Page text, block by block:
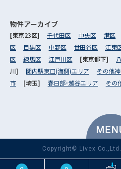
物件アーカイブ
[東京23区] 千代田区 中央区 港区
区
目黒区 中野区 世田谷区 江東
区
練馬区 江戸川区 [東京都下]
川] 関内駅東口(海側)エリア その他
市
[埼玉] 春日部･越谷エリア その
Copyright© Livex